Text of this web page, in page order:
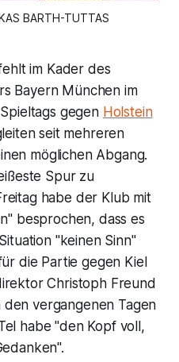
BARTH-TUTTAS
im Kader des
Bayern München im
gegen Holstein
seit mehreren
möglichen Abgang.
Spur zu
habe der Klub mit
besprochen, dass es
"keinen Sinn"
die Partie gegen Kiel
Christoph Freund
den vergangenen Tagen
habe "den Kopf voll,